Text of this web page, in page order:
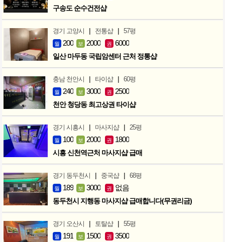
구송도 순수건전샵
경기 고양시 | 전통샵 | 57평
월 200 보 2000 권 6000
일산 마두동 국립암센터 근처 정통샵
충남 천안시 | 타이샵 | 60평
월 240 보 3000 권 2500
천안 청당동 최고상권 타이샵
경기 시흥시 | 마사지샵 | 25평
월 100 보 2000 권 1800
시흥 신천역근처 마사지샵 급매
경기 동두천시 | 중국샵 | 68평
월 189 보 3000 권 없음
동두천시 지행동 마사지샵 급매합니다(무권리금)
경기 오산시 | 토탈샵 | 55평
월 191 보 1500 권 3500